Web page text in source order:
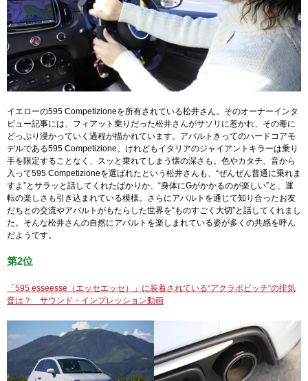
イエローの595 Competizioneを所有されている松井さん。そのオーナーインタ
ビュー記事には、フィアット乗りだった松井さんがサソリに惹かれ、その毒に
どっぷり浸かっていく過程が描かれています。アバルトきってのハードコアモ
デルである595 Competizione。けれどもイタリアのジャイアントキラーは乗り
手を限定することなく、スッと乗れてしまう懐の深さも。色やカタチ、音から
入って595 Competizioneを選ばれたという松井さんも、“ぜんぜん普通に乗れま
すよ”とサラッと話してくれたばかりか、“身体にGがかかるのが楽しい”と、運
転の楽しさも引き込まれている模様。さらにアバルトを通じて知り合ったお友
だちとの交流やアバルトがもたらした世界を“ものすごく大切”と話してくれまし
た。そんな松井さんの自然にアバルトを楽しまれている姿が多くの共感を呼ん
だようです。
第2位
「595 esseesse（エッセエッセ）」に装着されている“アクラポビッチ”の排気
音は？ サウンド・インプレッション動画